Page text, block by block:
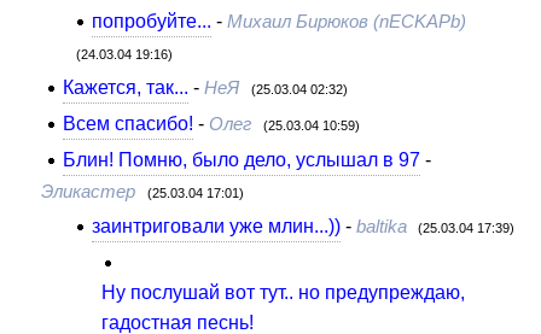
попробуйте... - Михаил Бирюков (nECKAPb)
(24.03.04 19:16)
Кажется, так... -НеЯ (25.03.04 02:32)
Всем спасибо! - Олег (25.03.04 10:59)
Блин! Помню, было дело, услышал в 97 -
Эликастер (25.03.04 17:01)
заинтриговали уже млин...))- baltika (25.03.04 17:39)
Ну послушай вот тут.. но предупреждаю,
гадостная песнь!